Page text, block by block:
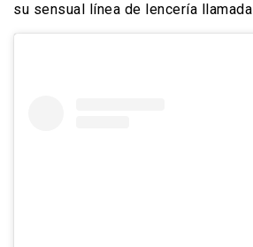
su sensual línea de lencería llamada